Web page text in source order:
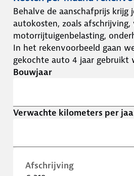
Behalve de aanschafprijs krijg
autokosten, zoals afschrijving,
motorrijtuigenbelasting,
In het rekenvoorbeeld gaan
gekochte auto 4 jaar gebruikt
Bouwjaar
Verwachte kilometers per
Afschrijving